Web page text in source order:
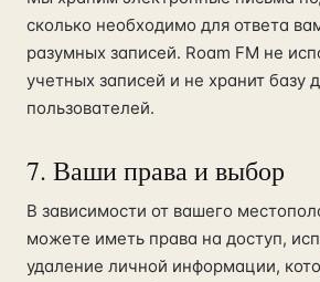
сколько необходимо для ответа
разумных записей. Roam FM не
учетных записей и не хранит базу
пользователей.
7. Ваши права и выбор
В зависимости от вашего
можете иметь права на доступ,
удаление личной информации,